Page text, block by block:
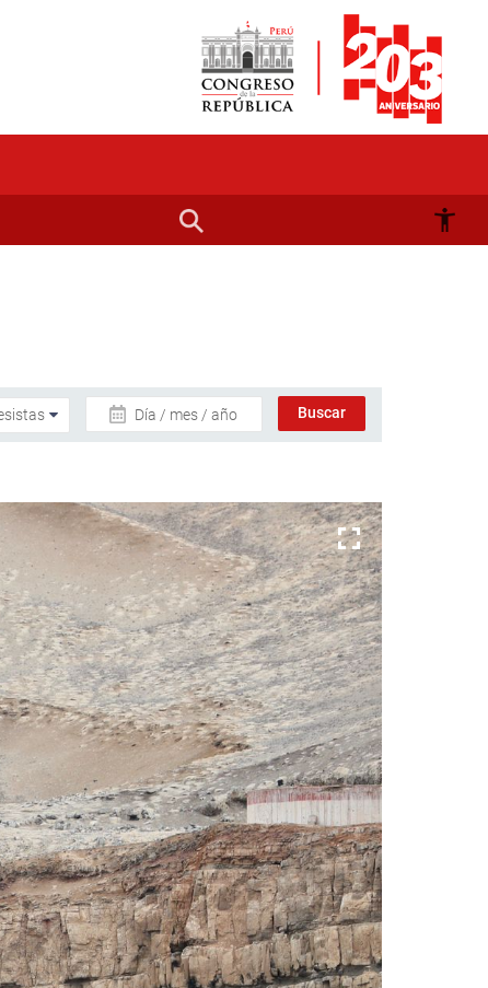
Día / mes / año